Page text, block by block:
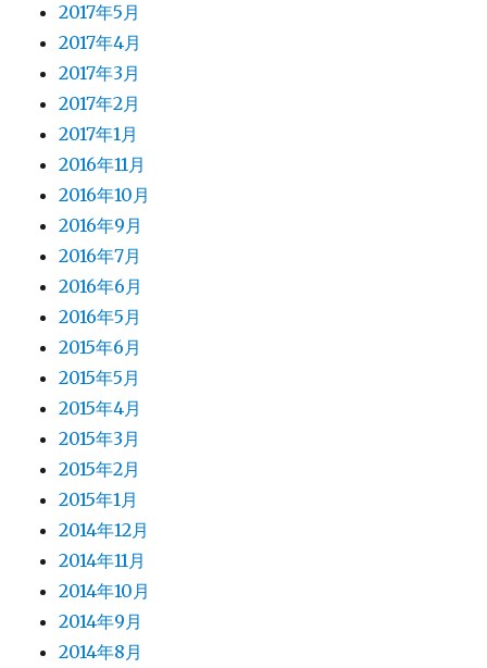
2017年5月
2017年4月
2017年3月
2017年2月
2017年1月
2016年11月
2016年10月
2016年9月
2016年7月
2016年6月
2016年5月
2015年6月
2015年5月
2015年4月
2015年3月
2015年2月
2015年1月
2014年12月
2014年11月
2014年10月
2014年9月
2014年8月